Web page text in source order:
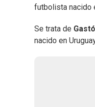
futbolista nacido
Se trata de
nacido en